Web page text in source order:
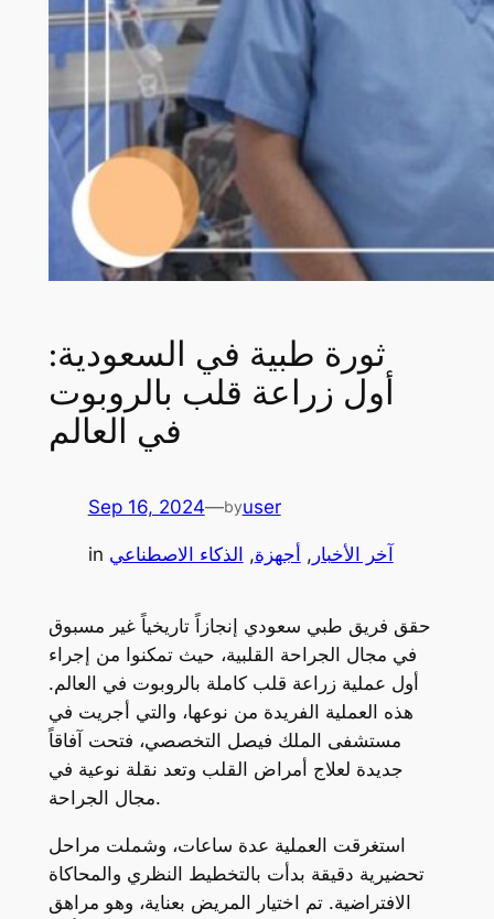
ثورة طبية في السعودية:
أول زراعة قلب بالروبوت
في العالم
Sep 16, 2024—byuser
in آخر الأخبار , أجهزة, الذكاء الاصطناعي
حقق فريق طبي سعودي إنجازاً تاريخياً غير مسبوق
في مجال الجراحة القلبية، حيث تمكنوا من إجراء
أول عملية زراعة قلب كاملة بالروبوت في العالم.
هذه العملية الفريدة من نوعها، والتي أجريت في
مستشفى الملك فيصل التخصصي، فتحت آفاقاً
جديدة لعلاج أمراض القلب وتعد نقلة نوعية في
مجال الجراحة.
استغرقت العملية عدة ساعات، وشملت مراحل
تحضيرية دقيقة بدأت بالتخطيط النظري والمحاكاة
الافتراضية. تم اختيار المريض بعناية، وهو مراهق